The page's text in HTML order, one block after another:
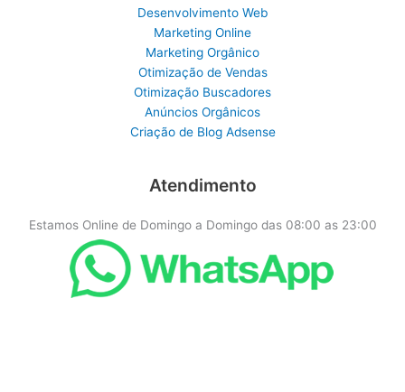
Desenvolvimento Web
Marketing Online
Marketing Orgânico
Otimização de Vendas
Otimização Buscadores
Anúncios Orgânicos
Criação de Blog Adsense
Atendimento
Estamos Online de Domingo a Domingo das 08:00 as 23:00